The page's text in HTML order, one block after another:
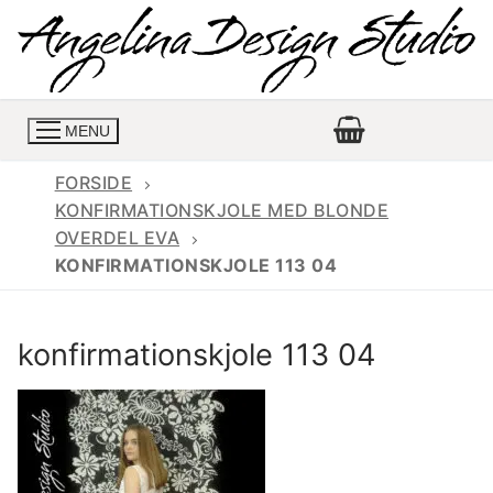
indhold
MENU
Konfirmationskjoler
Konfirmations buksedragter
Konfirmationskjoler med lange ærmer
Konfirmationskjoler udsalg
Skrædder priser
Bukser priser
Jeans priser
Book en tid
Kontakt
FORSIDE
KONFIRMATIONSKJOLE MED BLONDE
OVERDEL EVA
KONFIRMATIONSKJOLE 113 04
konfirmationskjole 113 04